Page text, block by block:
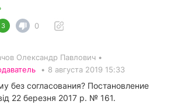
3 0
Олександр Павлович •
• 8 августа 2019 15:33
без согласования? Постановление
22 березня 2017 р. № 161.